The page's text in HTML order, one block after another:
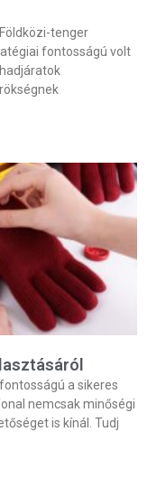
tenger
fontosságú volt
a sikeres
nemcsak minőségi
is kínál. Tudj